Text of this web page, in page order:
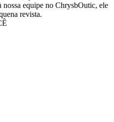
nossa equipe no ChrysbOutic, ele
revista.